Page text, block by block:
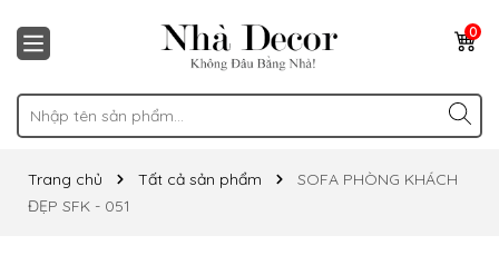
0
Trang chủ Tất cả sản phẩm
SOFA PHÒNG KHÁCH
ĐẸP SFK - 051